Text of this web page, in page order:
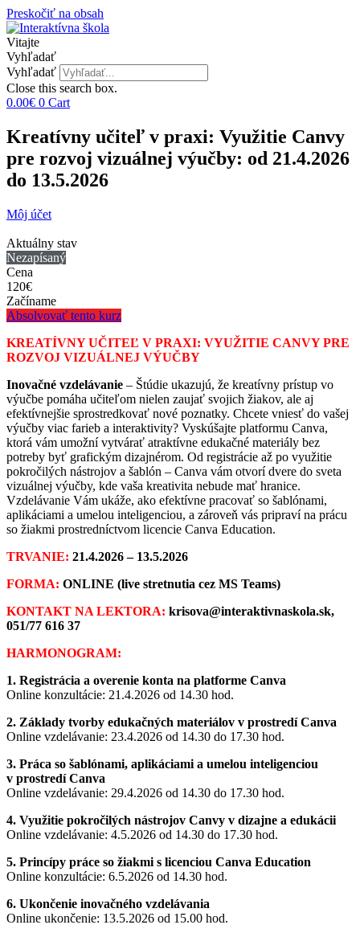
Preskočiť na obsah
Vitajte
Vyhľadať
Vyhľadať
Close this search box.
0.00€ 0 Cart
Kreatívny učiteľ v praxi: Využitie Canvy
pre rozvoj vizuálnej výučby: od 21.4.2026
do 13.5.2026
Môj účet
Aktuálny stav
Nezapísaný
Cena
120€
Začíname
Absolvovať tento kurz
KREATÍVNY UČITEĽ V PRAXI: VYUŽITIE CANVY PRE
ROZVOJ VIZUÁLNEJ VÝUČBY
Inovačné vzdelávanie – Štúdie ukazujú, že kreatívny prístup vo
výučbe pomáha učiteľom nielen zaujať svojich žiakov, ale aj
efektívnejšie sprostredkovať nové poznatky. Chcete vniesť do vašej
výučby viac farieb a interaktivity? Vyskúšajte platformu Canva,
ktorá vám umožní vytvárať atraktívne edukačné materiály bez
potreby byť grafickým dizajnérom. Od registrácie až po využitie
pokročilých nástrojov a šablón – Canva vám otvorí dvere do sveta
vizuálnej výučby, kde vaša kreativita nebude mať hranice.
Vzdelávanie Vám ukáže, ako efektívne pracovať so šablónami,
aplikáciami a umelou inteligenciou, a zároveň vás pripraví na prácu
so žiakmi prostredníctvom licencie Canva Education.
TRVANIE: 21.4.2026 – 13.5.2026
FORMA: ONLINE (live stretnutia cez MS Teams)
KONTAKT NA LEKTORA: krisova@interaktivnaskola.sk,
051/77 616 37
HARMONOGRAM:
1. Registrácia a overenie konta na platforme Canva
Online konzultácie: 21.4.2026 od 14.30 hod.
2. Základy tvorby edukačných materiálov v prostredí Canva
Online vzdelávanie: 23.4.2026 od 14.30 do 17.30 hod.
3. Práca so šablónami, aplikáciami a umelou inteligenciou
v prostredí Canva
Online vzdelávanie: 29.4.2026 od 14.30 do 17.30 hod.
4. Využitie pokročilých nástrojov Canvy v dizajne a edukácii
Online vzdelávanie: 4.5.2026 od 14.30 do 17.30 hod.
5. Princípy práce so žiakmi s licenciou Canva Education
Online konzultácie: 6.5.2026 od 14.30 hod.
6. Ukončenie inovačného vzdelávania
Online ukončenie: 13.5.2026 od 15.00 hod.